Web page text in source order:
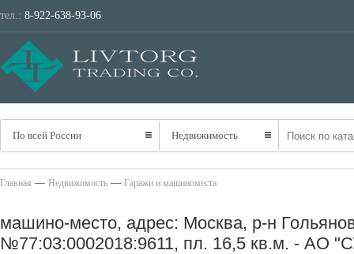
тел.: 8-922-638-93-06
По всей России Недвижимость
Главная — Недвижимость — Гаражи и машиноместа
машино-место, адрес: Москва, р-н
№77:03:0002018:9611, пл. 16,5 кв.м. - АО